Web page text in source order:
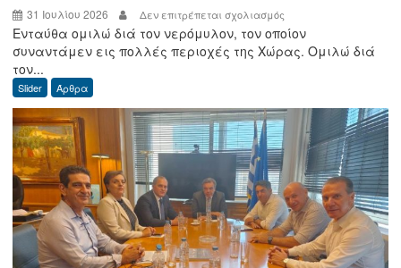
31 Ιουλίου 2026 Δεν επιτρέπεται σχολιασμός
Γεώργιος
Δ.
καλός
Μύλος
απ’
όλα
σε
προστατεύει.
Ενταύθα ομιλώ διά τον νερόμυλον, τον οποίον
συναντάμεν εις πολλές περιοχές της Χώρας. Ομιλώ διά
τον...
Slider Άρθρα